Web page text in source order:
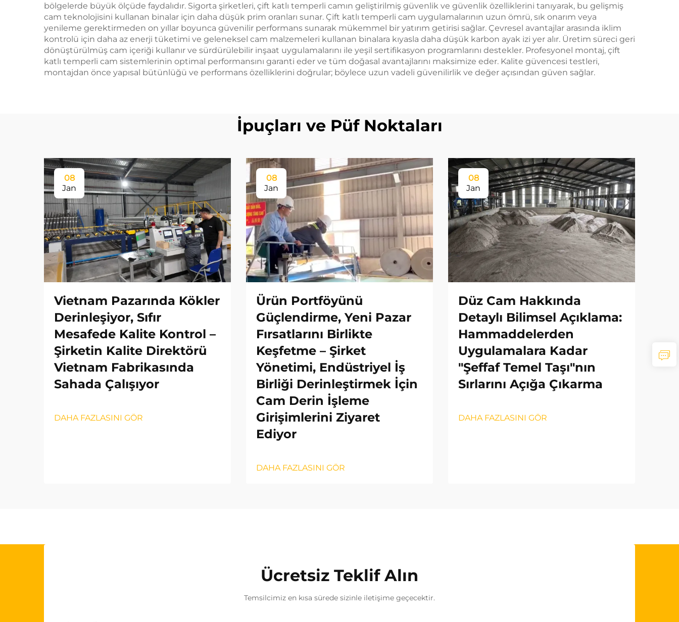
bölgelerde büyük ölçüde faydalıdır. Sigorta şirketleri, çift katlı temperli camın geliştirilmiş güvenlik ve güvenlik özelliklerini tanıyarak, bu gelişmiş
cam teknolojisini kullanan binalar için daha düşük prim oranları sunar. Çift katlı temperli cam uygulamalarının uzun ömrü, sık onarım veya
yenileme gerektirmeden on yıllar boyunca güvenilir performans sunarak mükemmel bir yatırım getirisi sağlar. Çevresel avantajlar arasında iklim
kontrolü için daha az enerji tüketimi ve geleneksel cam malzemeleri kullanan binalara kıyasla daha düşük karbon ayak izi yer alır. Üretim süreci geri
dönüştürülmüş cam içeriği kullanır ve sürdürülebilir inşaat uygulamalarını ile yeşil sertifikasyon programlarını destekler. Profesyonel montaj, çift
katlı temperli cam sistemlerinin optimal performansını garanti eder ve tüm doğasal avantajlarını maksimize eder. Kalite güvencesi testleri,
montajdan önce yapısal bütünlüğü ve performans özelliklerini doğrular; böylece uzun vadeli güvenilirlik ve değer açısından güven sağlar.
İpuçları ve Püf Noktaları
08
Jan
Vietnam Pazarında Kökler
Derinleşiyor, Sıfır
Mesafede Kalite Kontrol –
Şirketin Kalite Direktörü
Vietnam Fabrikasında
Sahada Çalışıyor
DAHA FAZLASINI GÖR
08
Jan
Ürün Portföyünü
Güçlendirme, Yeni Pazar
Fırsatlarını Birlikte
Keşfetme – Şirket
Yönetimi, Endüstriyel İş
Birliği Derinleştirmek İçin
Cam Derin İşleme
Girişimlerini Ziyaret
Ediyor
DAHA FAZLASINI GÖR
08
Jan
Düz Cam Hakkında
Detaylı Bilimsel Açıklama:
Hammaddelerden
Uygulamalara Kadar
"Şeffaf Temel Taşı"nın
Sırlarını Açığa Çıkarma
DAHA FAZLASINI GÖR
Ücretsiz Teklif Alın
Temsilcimiz en kısa sürede sizinle iletişime geçecektir.